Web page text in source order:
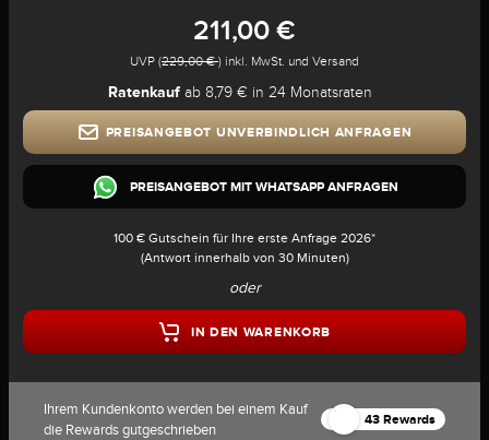
211,00 €
UVP (229,00 €) inkl. MwSt. und Versand
Ratenkauf ab 8,79 € in 24 Monatsraten
PREISANGEBOT UNVERBINDLICH ANFRAGEN
PREISANGEBOT MIT WHATSAPP ANFRAGEN
100 € Gutschein für Ihre erste Anfrage 2026*
(Antwort innerhalb von 30 Minuten)
oder
IN DEN WARENKORB
Ihrem Kundenkonto werden bei einem Kauf
die Rewards gutgeschrieben
43 Rewards